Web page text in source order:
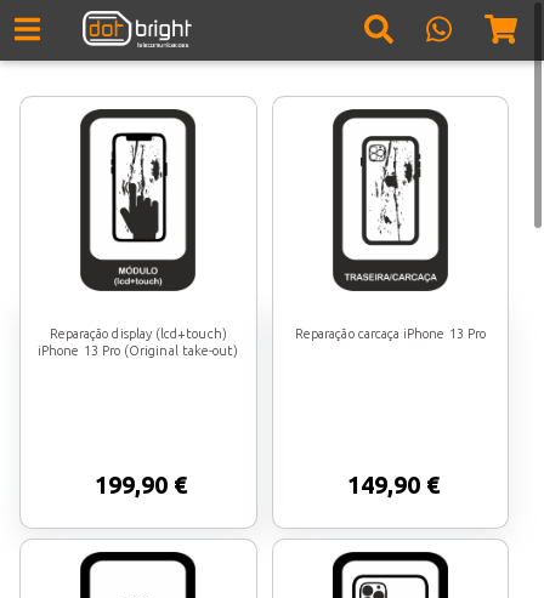
Reparação display (lcd+touch)
iPhone 13 Pro (Original take-out)
199,90 €
Reparação carcaça iPhone 13 Pro
149,90 €